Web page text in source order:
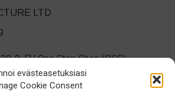
evästeasetuksiasi
Cookie Consent
LTD
9, EU One Stop Shop (OSS)
WhatsApp, Instagram and